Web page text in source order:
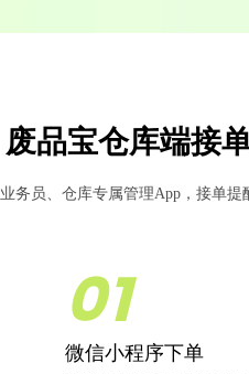
废品宝仓库端接
业务员、仓库专属管理App，接单提
01
微信小程序下单